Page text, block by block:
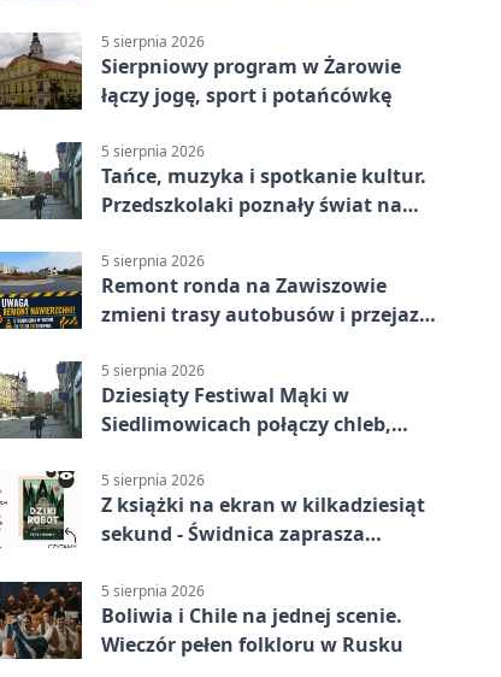
5 sierpnia 2026
Sierpniowy program w Żarowie
łączy jogę, sport i potańcówkę
5 sierpnia 2026
Tańce, muzyka i spotkanie kultur.
Przedszkolaki poznały świat na
5 sierpnia 2026
Remont ronda na Zawiszowie
zmieni trasy autobusów i przejazd
5 sierpnia 2026
Dziesiąty Festiwal Mąki w
Siedlimowicach połączy chleb,
5 sierpnia 2026
Z książki na ekran w kilkadziesiąt
sekund - Świdnica zaprasza
5 sierpnia 2026
Boliwia i Chile na jednej scenie.
Wieczór pełen folkloru w Rusku